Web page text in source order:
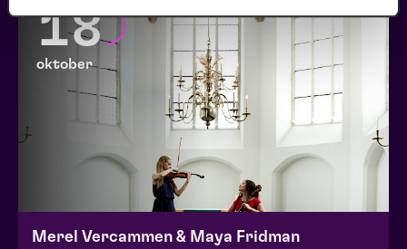
18
oktober
Merel Vercammen & Maya Fridman